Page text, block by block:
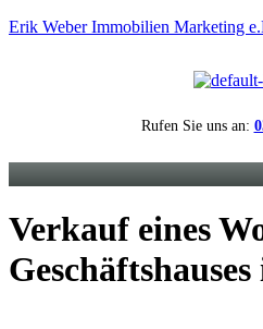
Erik Weber Immobilien Marketing
Rufen Sie uns an:
Verkauf eines